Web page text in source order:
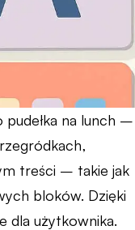
na lunch –
treści – takie jak
bloków. Dzięki
dla użytkownika.